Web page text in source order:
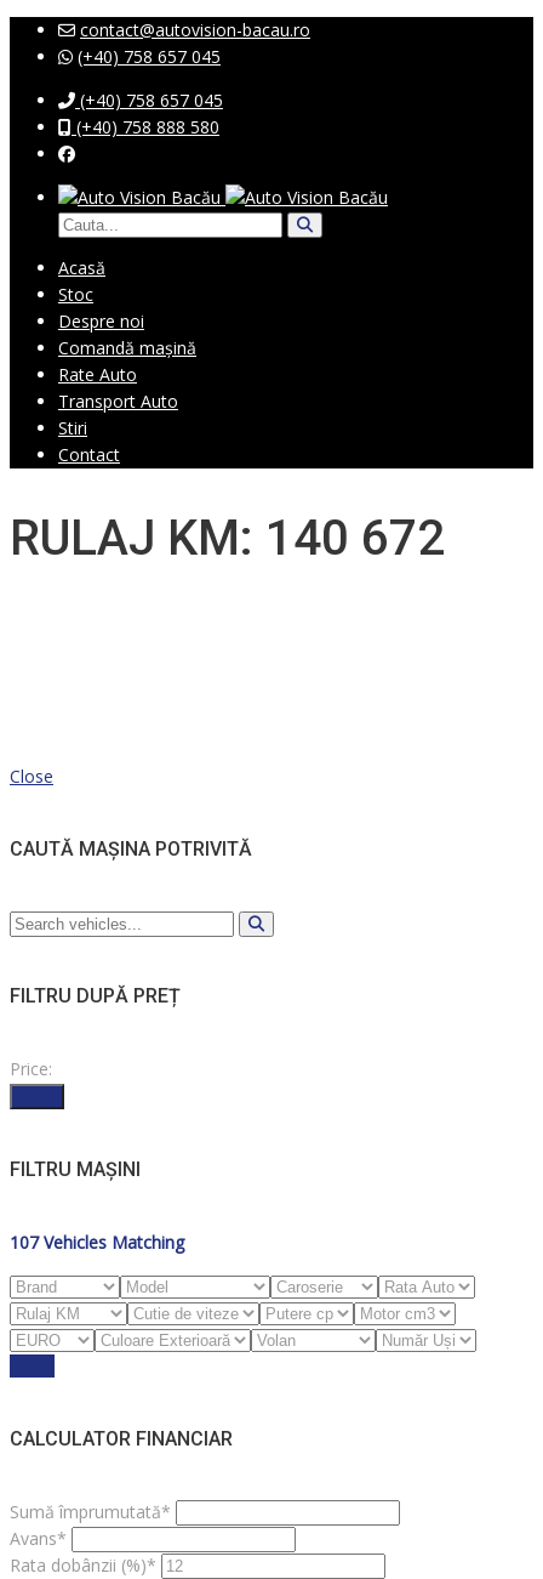
contact@autovision-bacau.ro
(+40) 758 657 045
(+40) 758 657 045
(+40) 758 888 580
Acasă
Stoc
Despre noi
Comandă mașină
Rate Auto
Transport Auto
Stiri
Contact
RULAJ KM: 140 672
Close
CAUTĂ MAȘINA POTRIVITĂ
FILTRU DUPĂ PREȚ
Price:
FILTRU MAȘINI
107 Vehicles Matching
CALCULATOR FINANCIAR
Sumă împrumutată*
Avans*
Rata dobânzii (%)*